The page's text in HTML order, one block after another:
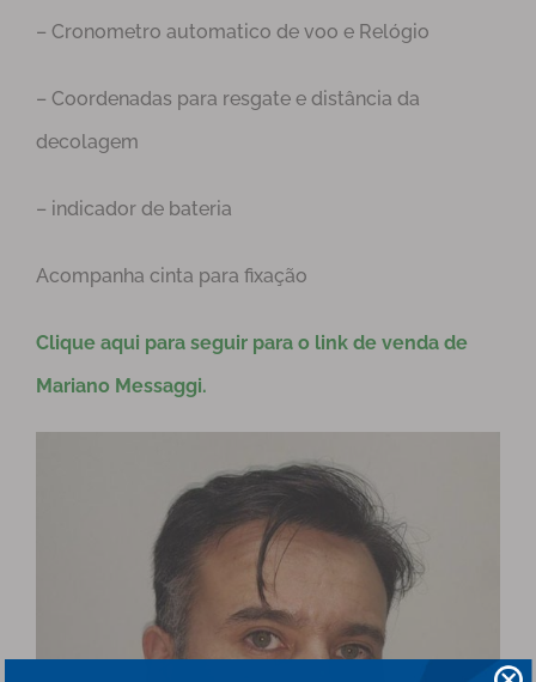
– Cronometro automatico de voo e Relógio
– Coordenadas para resgate e distância da
decolagem
– indicador de bateria
Acompanha cinta para fixação
Clique aqui para seguir para o link de venda de
Mariano Messaggi.